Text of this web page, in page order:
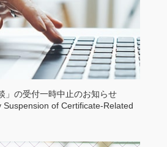
」の受付一時中止のお知らせ
Suspension of Certificate-Related